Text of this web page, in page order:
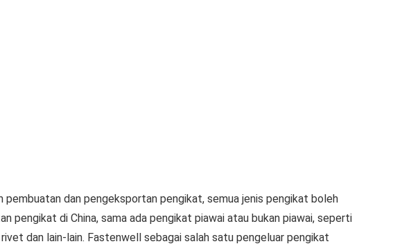
pembuatan dan pengeksportan pengikat, semua jenis pengikat boleh
pengikat di China, sama ada pengikat piawai atau bukan piawai, seperti
dan lain-lain. Fastenwell sebagai salah satu pengeluar pengikat